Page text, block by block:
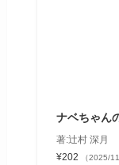
ナベちゃん
著:辻村 深月
¥202
（2025/